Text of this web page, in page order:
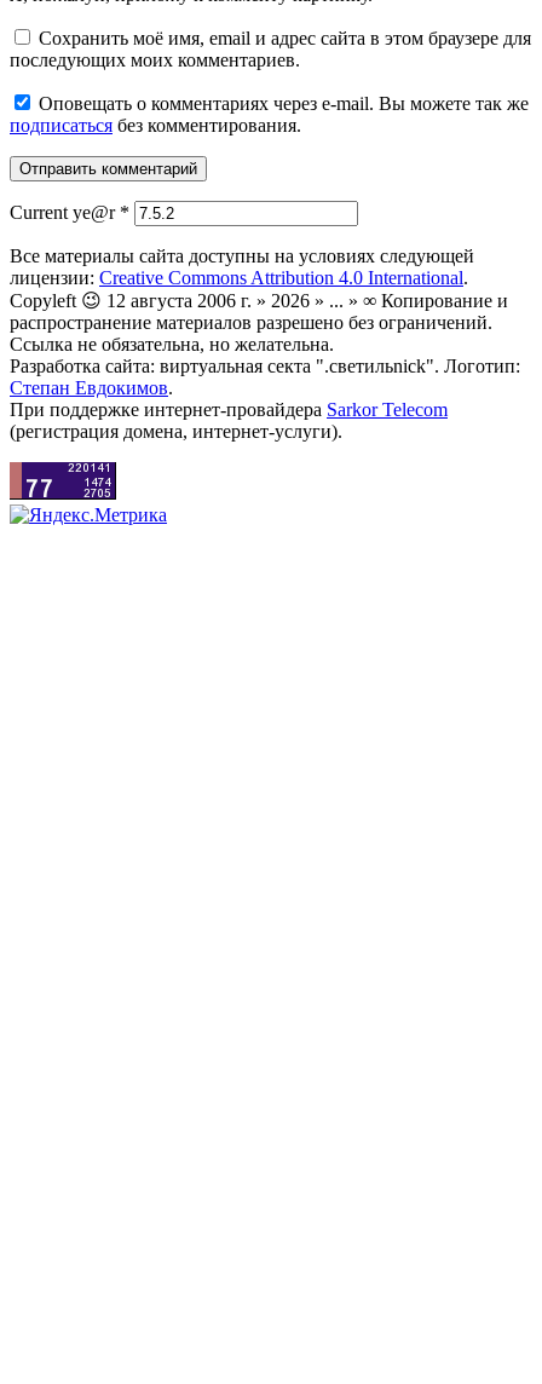
Сохранить моё имя, email и адрес сайта в этом браузере для
последующих моих комментариев.
Оповещать о комментариях через e-mail. Вы можете так же
подписаться без комментирования.
Current ye@r *
Все материалы сайта доступны на условиях следующей
лицензии: Creative Commons Attribution 4.0 International.
Copyleft 😉 12 августа 2006 г. » 2026 » ... » ∞ Копирование и
распространение материалов разрешено без ограничений.
Ссылка не обязательна, но желательна.
Разработка сайта: виртуальная секта ".светильnick". Логотип:
Степан Евдокимов.
При поддержке интернет-провайдера Sarkor Telecom
(регистрация домена, интернет-услуги).